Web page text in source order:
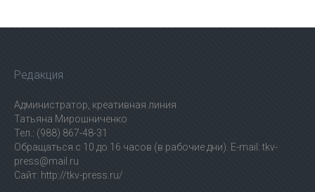
Редакция
Администратор, креативная линия
Татьяна Мирошниченко
Тел.: (988) 867-48-31
Обращаться с 10 до 16 часов (в рабочие дни). E-mail: tkv-
press@mail.ru
Сайт: http://tkv-press.ru/